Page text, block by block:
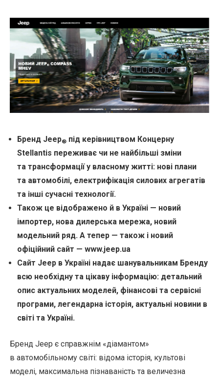
Бренд Jeep® під керівництвом Концерну
Stellantis переживає чи не найбільші зміни
та трансформації у власному житті: нові плани
та автомобілі, електрифікація силових агрегатів
та інші сучасні технології.
Також це відображено й в Україні — новий
імпортер, нова дилерська мережа, новий
модельний ряд. А тепер — також і новий
офіційний сайт — www.jeep.ua
Сайт Jeep в Україні надає шанувальникам Бренду
всю необхідну та цікаву інформацію: детальний
опис актуальних моделей, фінансові та сервісні
програми, легендарна історія, актуальні новини в
світі та Україні.
Бренд Jeep є справжнім «діамантом»
в автомобільному світі: відома історія, культові
моделі, максимальна пізнаваність та величезна